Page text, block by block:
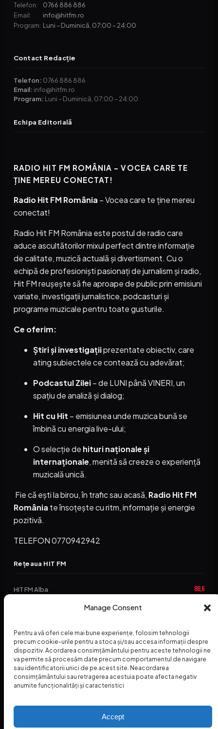
Manage Consent
Pentru a vă oferi cele mai bune experiențe, folosim tehnologii
precum cookie-urile pentru a stoca și/sau accesa informații despre
dispozitiv. Acordarea consimțământului pentru aceste tehnologii ne
va permite să procesăm date precum comportamentul de navigare
sau identificatorii unici de pe acest site. Neacordarea
consimțământului sau retragerea acestuia poate afecta negativ
anumite funcționalități și caracteristici
Accept
Telefon: 0766 886 886
Email: info@hitfm.ro
Program: Luni – Duminică, 07:00 – 24:00
Contact Redacție
Telefon: 0766 886 886
Email: info@hitfm.ro
Program: Luni – Duminică, 07:00 – 24:00
Echipa Editorială
RADIO HIT FM ROMÂNIA – VOCEA CARE TE
ȚINE MEREU CONECTAT!
Radio Hit FM România – Vocea care te ține mereu
conectat!
Radio Hit FM România este postul de radio care
aduce ascultătorilor mixul perfect dintre informație
de calitate, muzică actuală și divertisment. Cu o
echipă de profesioniști pasionați de jurnalism și radio,
Hit FM reușește să fie aproape de public prin emisiuni
variate, investigații jurnalistice, podcasturi și
programe muzicale pentru toate gusturile.
Ce oferim:
Știri și investigațiiprezentate obiectiv, care
ating subiectele ce contează cu adevărat;
Podcastul Zilei– de LUNI până VINERI, un
spațiu de analiză și dialog;
Hit cu Hit – emisiunea unde muzica bună se
îmbină cu energia live-ului;
O selecție de hituri naționale și
internaționale, menită să creeze o experiență
muzicală unică.
Fie că ești la birou, în trafic sau acasă, Radio Hit FM
România te însoțește cu ritm, informație și energie
pozitivă.
TELEFON 0770942942
Rețeaua HIT FM
HIT FM Alba 88,6
94,2
HIT FM Abrud 94,3
HIT FM Horezu 95,1
HIT FM Nehoiu 88,2